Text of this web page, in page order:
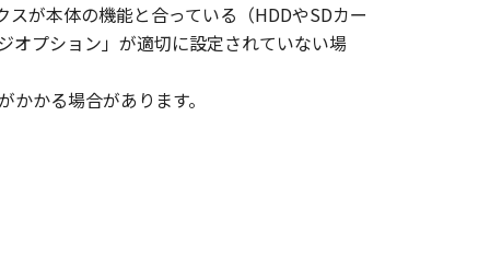
to the SOFTWARE. Except
by Canon to you for any
が本体の機能と合っている（HDDやSDカー
オプション」が適切に設定されていない場
かる場合があります。